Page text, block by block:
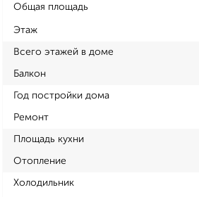
Общая площадь
Этаж
Всего этажей в доме
Балкон
Год постройки дома
Ремонт
Площадь кухни
Отопление
Холодильник